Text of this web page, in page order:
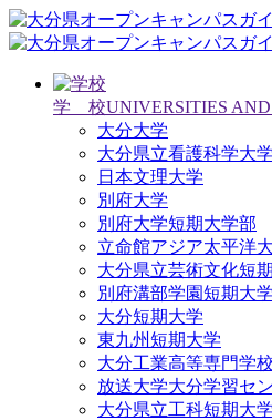
学 校UNIVERSITIES
大分大学
大分県立看護科学大学
日本文理大学
別府大学
別府大学短期大学部
立命館アジア太平洋
大分県立芸術文化短
別府溝部学園短期大学
大分短期大学
東九州短期大学
大分工業高等専門学校
放送大学大分学習セ
大分県立工科短期大